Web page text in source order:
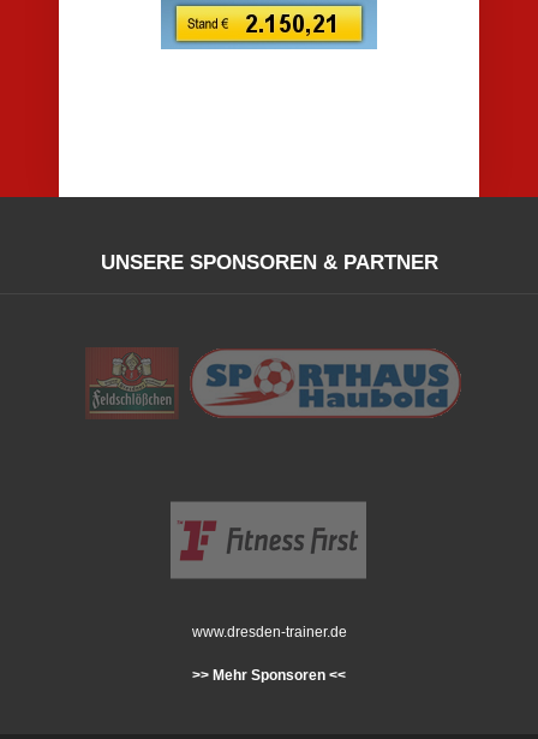
UNSERE SPONSOREN & PARTNER
www.dresden-trainer.de
>> Mehr Sponsoren <<